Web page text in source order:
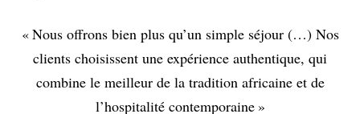
« Nous offrons bien plus qu’un simple séjour (…) Nos
clients choisissent une expérience authentique, qui
combine le meilleur de la tradition africaine et de
l’hospitalité contemporaine »